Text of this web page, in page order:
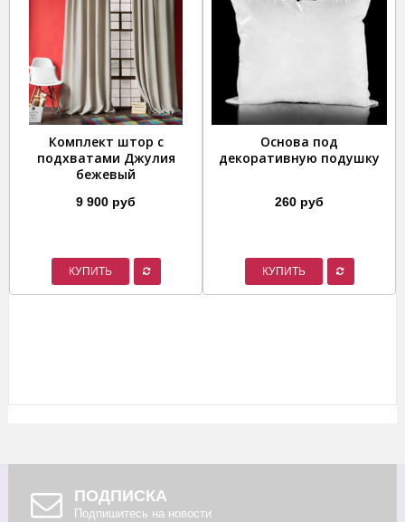
Комплект штор с
подхватами Джулия
бежевый
9 900 руб
КУПИТЬ
Основа под
декоративную подушку
260 руб
КУПИТЬ
ПОДПИСКА
Подпишитесь на новости